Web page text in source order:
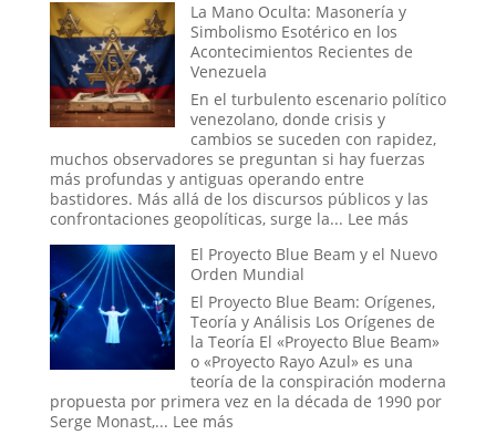
El
Símbolo
del
Infinito
y
el
Ciclo
Eterno
de
la
La Mano Oculta: Masonería y
Simbolismo Esotérico en los
Acontecimientos Recientes de
Venezuela
En el turbulento escenario político
venezolano, donde crisis y
cambios se suceden con rapidez,
muchos observadores se preguntan si hay fuerzas
más profundas y antiguas operando entre
bastidores. Más allá de los discursos públicos y las
confrontaciones geopolíticas, surge la... Lee más:
Mano
Masonería
y
Simbolismo
Esotérico
en
los
El Proyecto Blue Beam y el Nuevo
Orden Mundial
El Proyecto Blue Beam: Orígenes,
Teoría y Análisis Los Orígenes de
la Teoría El «Proyecto Blue Beam»
o «Proyecto Rayo Azul» es una
teoría de la conspiración moderna
propuesta por primera vez en la década de 1990 por
Serge Monast,... Lee más: